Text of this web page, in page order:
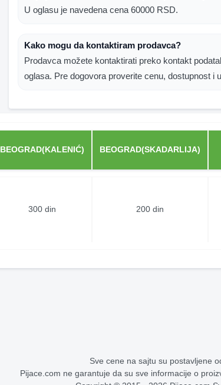
U oglasu je navedena cena 60000 RSD.
Kako mogu da kontaktiram prodavca?
Prodavca možete kontaktirati preko kontakt
oglasa. Pre dogovora proverite cenu, dostupnost i
BEOGRAD(KALENIĆ) BEOGRAD(SKADARLIJA)
300 din 200 din
Sve cene na sajtu su postavljene
Pijace.com ne garantuje da su sve informacije o